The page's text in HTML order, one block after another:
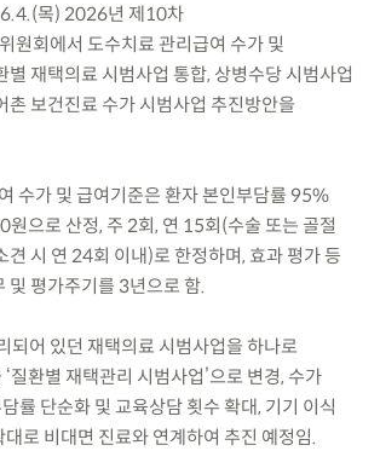
목) 2026년 제10차
원회에서 도수치료 관리급여 수가 및
별 재택의료 시범사업 통합, 상병수당 시범사업
촌 보건진료 수가 시범사업 추진방안을
수가 및 급여기준은 환자 본인부담률 95%
으로 산정, 주 2회, 연 15회(수술 또는 골절
견 시 연 24회 이내)로 한정하며, 효과 평가 등
및 평가주기를 3년으로 함.
되어 있던 재택의료 시범사업을 하나로
질환별 재택관리 시범사업’으로 변경, 수가
률 단순화 및 교육상담 횟수 확대, 기기 이식
로 비대면 진료와 연계하여 추진 예정임.